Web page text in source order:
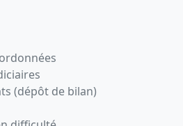
(dépôt de bilan)